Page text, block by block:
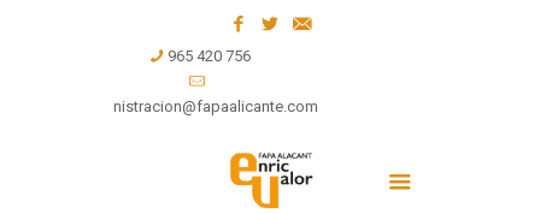
965 420 756
administracion@fapaalicante.com